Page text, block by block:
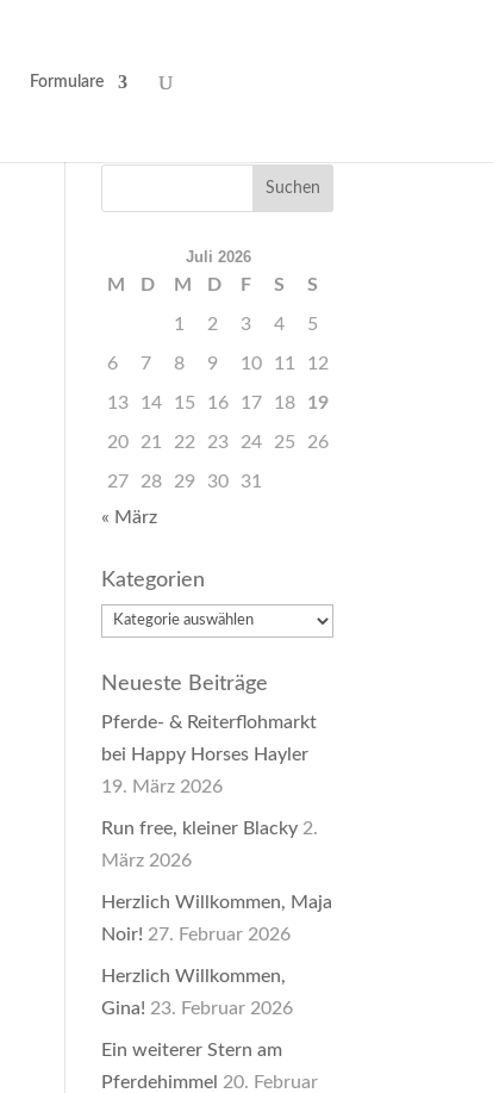
Formulare
Juli 2026
M D M D F S S
1 2 3 4 5
6 7 8 9 10 11 12
13 14 15 16 17 18 19
20 21 22 23 24 25 26
27 28 29 30
31
« März
Kategorien
Kategorien
Neueste Beiträge
Pferde- & Reiterflohmarkt
bei Happy Horses Hayler
19. März 2026
Run free, kleiner Blacky 2.
März 2026
Herzlich Willkommen, Maja
Noir! 27. Februar 2026
Herzlich Willkommen,
Gina! 23. Februar 2026
Ein weiterer Stern am
Pferdehimmel 20. Februar